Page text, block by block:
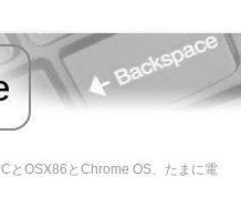
とOSX86とChrome OS、たまに電